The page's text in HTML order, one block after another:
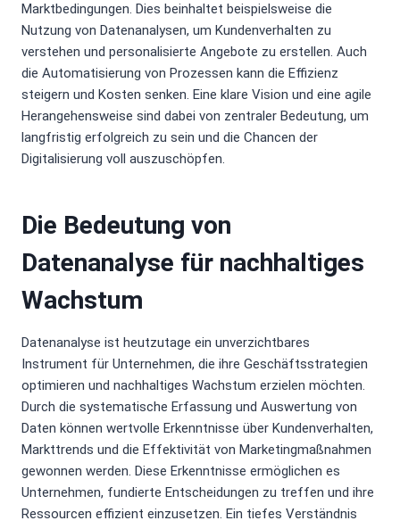
Marktbedingungen. Dies beinhaltet beispielsweise die
Nutzung von Datenanalysen, um Kundenverhalten zu
verstehen und personalisierte Angebote zu erstellen. Auch
die Automatisierung von Prozessen kann die Effizienz
steigern und Kosten senken. Eine klare Vision und eine agile
Herangehensweise sind dabei von zentraler Bedeutung, um
langfristig erfolgreich zu sein und die Chancen der
Digitalisierung voll auszuschöpfen.
Die Bedeutung von
Datenanalyse für nachhaltiges
Wachstum
Datenanalyse ist heutzutage ein unverzichtbares
Instrument für Unternehmen, die ihre Geschäftsstrategien
optimieren und nachhaltiges Wachstum erzielen möchten.
Durch die systematische Erfassung und Auswertung von
Daten können wertvolle Erkenntnisse über Kundenverhalten,
Markttrends und die Effektivität von Marketingmaßnahmen
gewonnen werden. Diese Erkenntnisse ermöglichen es
Unternehmen, fundierte Entscheidungen zu treffen und ihre
Ressourcen effizient einzusetzen. Ein tiefes Verständnis